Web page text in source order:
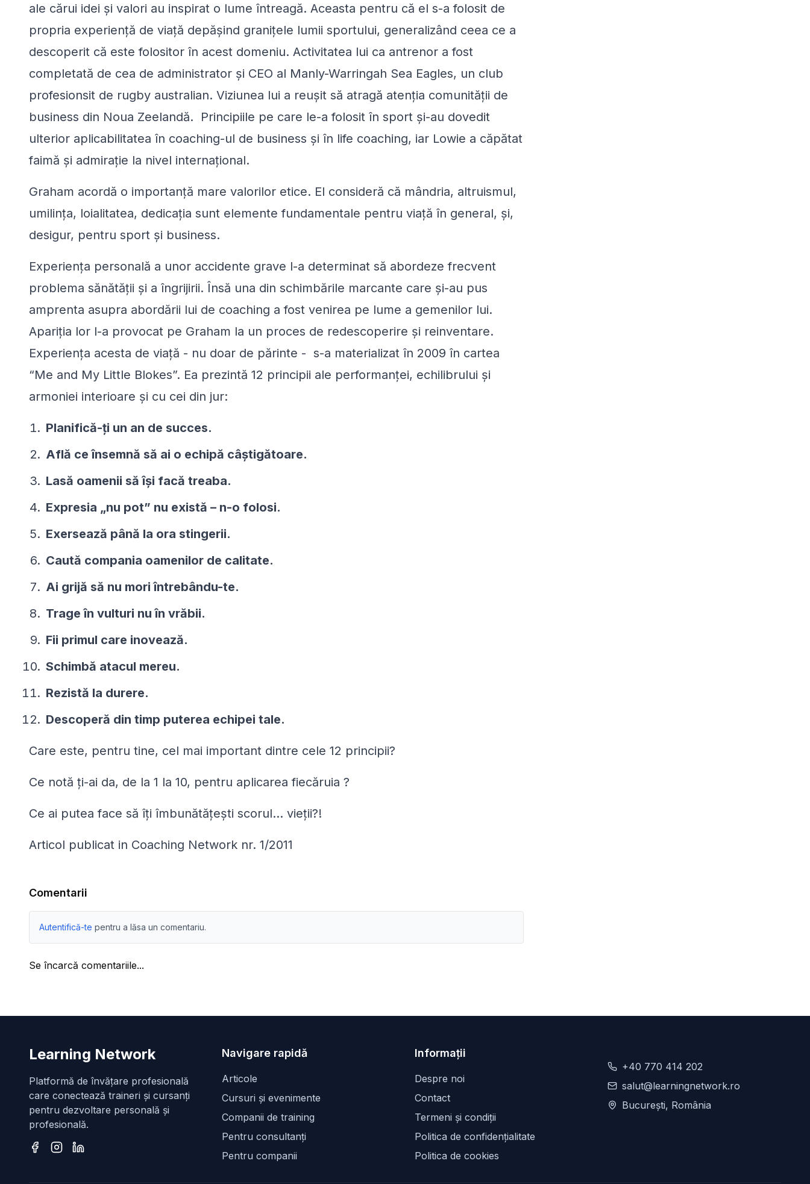
ale cărui idei şi valori au inspirat o lume întreagă. Aceasta pentru că el s-a folosit de
propria experienţă de viaţă depăşind graniţele lumii sportului, generalizând ceea ce a
descoperit că este folositor în acest domeniu. Activitatea lui ca antrenor a fost
completată de cea de administrator şi CEO al Manly-Warringah Sea Eagles, un club
profesionsit de rugby australian. Viziunea lui a reuşit să atragă atenţia comunităţii de
business din Noua Zeelandă. Principiile pe care le-a folosit în sport şi-au dovedit
ulterior aplicabilitatea în coaching-ul de business şi în life coaching, iar Lowie a căpătat
faimă şi admiraţie la nivel internaţional.
Graham acordă o importanţă mare valorilor etice. El consideră că mândria, altruismul,
umilinţa, loialitatea, dedicaţia sunt elemente fundamentale pentru viaţă în general, şi,
desigur, pentru sport şi business.
Experienţa personală a unor accidente grave l-a determinat să abordeze frecvent
problema sănătăţii şi a îngrijirii. Însă una din schimbările marcante care şi-au pus
amprenta asupra abordării lui de coaching a fost venirea pe lume a gemenilor lui.
Apariţia lor l-a provocat pe Graham la un proces de redescoperire şi reinventare.
Experienţa acesta de viaţă - nu doar de părinte - s-a materializat în 2009 în cartea
“Me and My Little Blokes”. Ea prezintă 12 principii ale performanţei, echilibrului şi
armoniei interioare şi cu cei din jur:
Planifică-ţi un an de succes.
Află ce însemnă să ai o echipă câştigătoare.
Lasă oamenii să îşi facă treaba.
Expresia „nu pot” nu există – n-o folosi.
Exersează până la ora stingerii.
Caută compania oamenilor de calitate.
Ai grijă să nu mori întrebându-te.
Trage în vulturi nu în vrăbii.
Fii primul care inovează.
Schimbă atacul mereu.
Rezistă la durere.
Descoperă din timp puterea echipei tale.
Care este, pentru tine, cel mai important dintre cele 12 principii?
Ce notă ţi-ai da, de la 1 la 10, pentru aplicarea fiecăruia ?
Ce ai putea face să îţi îmbunătăţeşti scorul... vieţii?!
Articol publicat in Coaching Network nr. 1/2011
Comentarii
Autentifică-te pentru a lăsa un comentariu.
Se încarcă comentariile...
Learning Network
Platformă de învățare profesională
care conectează traineri și cursanți
pentru dezvoltare personală și
profesională.
Navigare rapidă
Articole
Cursuri și evenimente
Companii de training
Pentru consultanți
Pentru companii
Informații
Despre noi
Contact
Termeni și condiții
Politica de confidențialitate
Politica de cookies
+40 770 414 202
salut@learningnetwork.ro
București, România